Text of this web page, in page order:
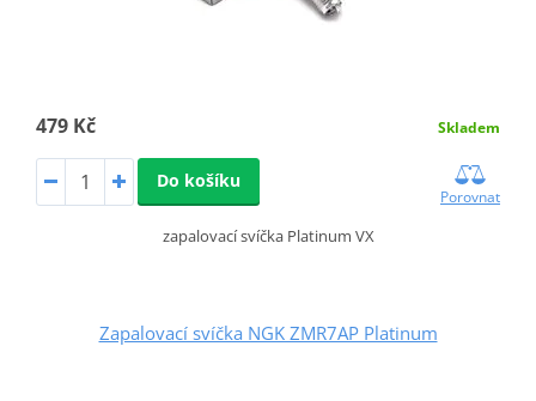
479 Kč Skladem
Do košíku
Porovnat
zapalovací svíčka Platinum VX
Zapalovací svíčka NGK ZMR7AP Platinum